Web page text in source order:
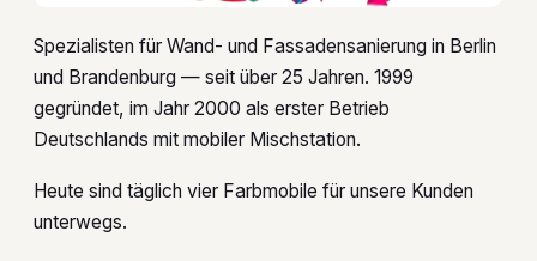
Spezialisten für Wand- und Fassadensanierung in Berlin
und Brandenburg — seit über 25 Jahren. 1999
gegründet, im Jahr 2000 als erster Betrieb
Deutschlands mit mobiler Mischstation.
Heute sind täglich vier Farbmobile für unsere Kunden
unterwegs.